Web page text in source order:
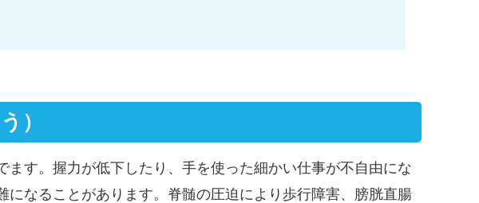
）
す。握力が低下したり、手を使った細かい仕事が不自由にな
なることがあります。脊髄の圧迫により歩行障害、膀胱直腸